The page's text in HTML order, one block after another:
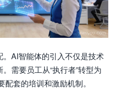
。AI智能体的引入不仅是技术
需要员工从“执行者”转型为
配套的培训和激励机制。